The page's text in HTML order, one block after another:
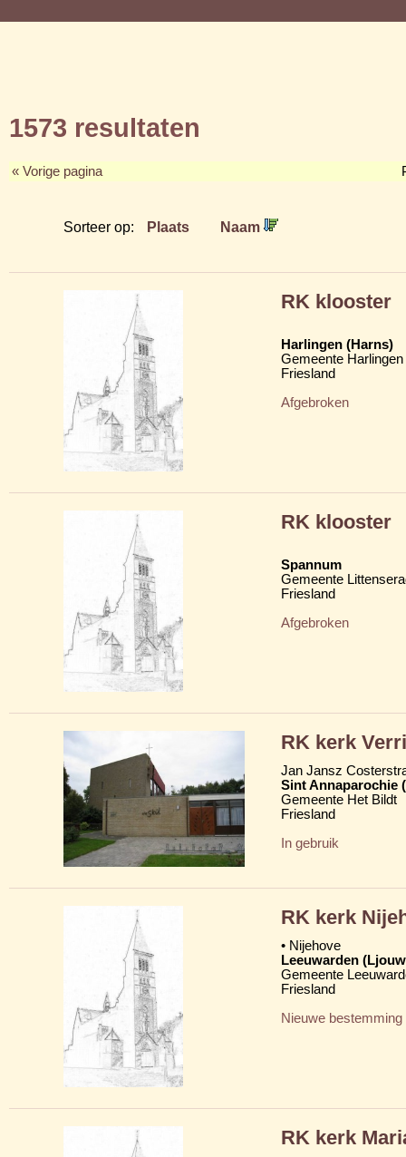
1573 resultaten
« Vorige pagina
Sorteer op: Plaats Naam
RK klooster
Harlingen (Harns)
Gemeente Harlingen
Friesland
Afgebroken
RK klooster
Spannum
Gemeente
Friesland
Afgebroken
RK kerk
Jan Jansz
Sint Annaparochie
Gemeente Het Bildt
Friesland
In gebruik
RK kerk
• Nijehove
Leeuwarden
Gemeente
Friesland
Nieuwe bestemming
RK kerk